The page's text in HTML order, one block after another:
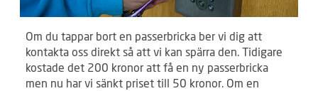
Om du tappar bort en passerbricka ber vi dig att
kontakta oss direkt så att vi kan spärra den. Tidigare
kostade det 200 kronor att få en ny passerbricka
men nu har vi sänkt priset till 50 kronor. Om en